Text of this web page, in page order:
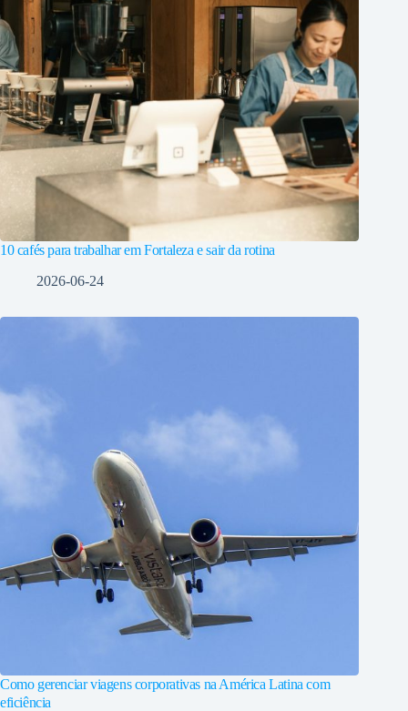
10 cafés para trabalhar em Fortaleza e sair da rotina
2026-06-24
Como gerenciar viagens corporativas na América Latina com
eficiência